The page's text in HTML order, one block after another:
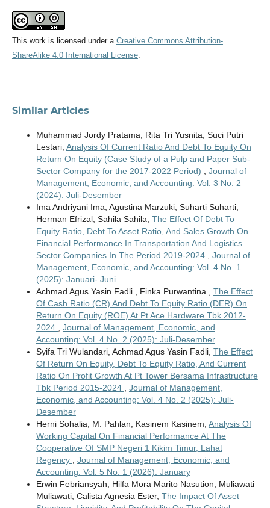
This work is licensed under a Creative Commons Attribution-
ShareAlike 4.0 International License.
Similar Articles
Muhammad Jordy Pratama, Rita Tri Yusnita, Suci Putri
Lestari, Analysis Of Current Ratio And Debt To Equity On
Return On Equity (Case Study of a Pulp and Paper Sub-
Sector Company for the 2017-2022 Period) , Journal of
Management, Economic, and Accounting: Vol. 3 No. 2
(2024): Juli-Desember
Ima Andriyani Ima, Agustina Marzuki, Suharti Suharti,
Herman Efrizal, Sahila Sahila, The Effect Of Debt To
Equity Ratio, Debt To Asset Ratio, And Sales Growth On
Financial Performance In Transportation And Logistics
Sector Companies In The Period 2019-2024 , Journal of
Management, Economic, and Accounting: Vol. 4 No. 1
(2025): Januari- Juni
Achmad Agus Yasin Fadli , Finka Purwantina , The Effect
Of Cash Ratio (CR) And Debt To Equity Ratio (DER) On
Return On Equity (ROE) At Pt Ace Hardware Tbk 2012-
2024 , Journal of Management, Economic, and
Accounting: Vol. 4 No. 2 (2025): Juli-Desember
Syifa Tri Wulandari, Achmad Agus Yasin Fadli, The Effect
Of Return On Equity, Debt To Equity Ratio, And Current
Ratio On Profit Growth At Pt Tower Bersama Infrastructure
Tbk Period 2015-2024 , Journal of Management,
Economic, and Accounting: Vol. 4 No. 2 (2025): Juli-
Desember
Herni Sohalia, M. Pahlan, Kasinem Kasinem, Analysis Of
Working Capital On Financial Performance At The
Cooperative Of SMP Negeri 1 Kikim Timur, Lahat
Regency , Journal of Management, Economic, and
Accounting: Vol. 5 No. 1 (2026): January
Erwin Febriansyah, Hilfa Mora Marito Nasution, Muliawati
Muliawati, Calista Agnesia Ester, The Impact Of Asset